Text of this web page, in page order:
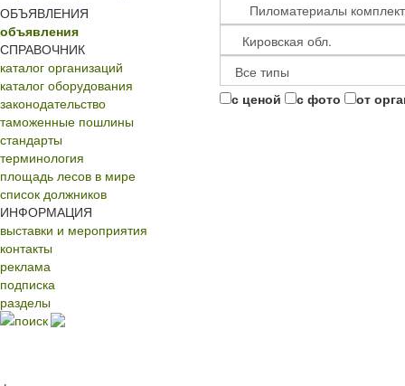
ОБЪЯВЛЕНИЯ
объявления
СПРАВОЧНИК
каталог организаций
каталог оборудования
законодательство
таможенные пошлины
стандарты
терминология
площадь лесов в мире
список должников
ИНФОРМАЦИЯ
выставки и мероприятия
контакты
реклама
подписка
разделы
поиск
с ценой с фото от